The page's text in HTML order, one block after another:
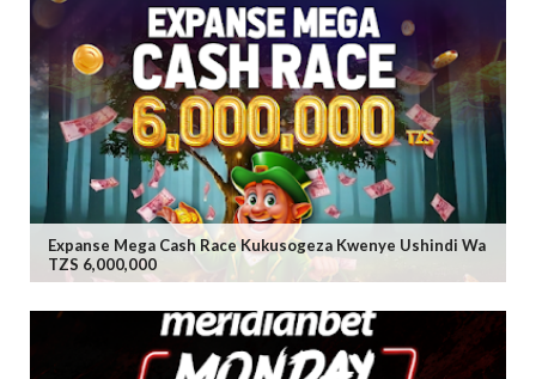
Expanse Mega Cash Race Kukusogeza Kwenye Ushindi Wa
TZS 6,000,000